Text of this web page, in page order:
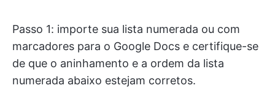
Passo 1: importe sua lista numerada ou com
marcadores para o Google Docs e certifique-se
de que o aninhamento e a ordem da lista
numerada abaixo estejam corretos.